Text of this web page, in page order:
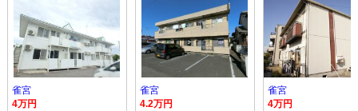
雀宮
4万円
雀宮
4.2万円
雀宮
4万円